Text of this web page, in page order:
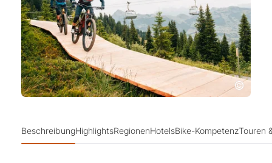
BeschreibungHighlightsRegionenHotelsBike-KompetenzTouren